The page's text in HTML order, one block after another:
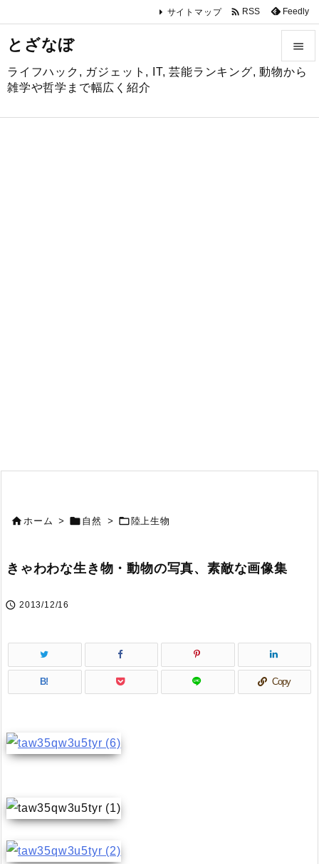
とざなぼ
ライフハック, ガジェット, IT, 芸能ランキング, 動物から
雑学や哲学まで幅広く紹介



サイトマップ  RSS Feedly
ホーム >  自然 >  陸上生物
きゃわわな生き物・動物の写真、素敵な画像集
 2013/12/16
B! Copy